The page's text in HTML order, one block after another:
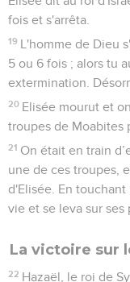
18 Le reste des actes
annales des rois de
On forma une
s'enfuit à Lakis, mais
mourir.
On transporta son
Jérusalem avec ses
Tout le peuple de
proclama roi à la
C’est lui qui
Jéroboam II, roi